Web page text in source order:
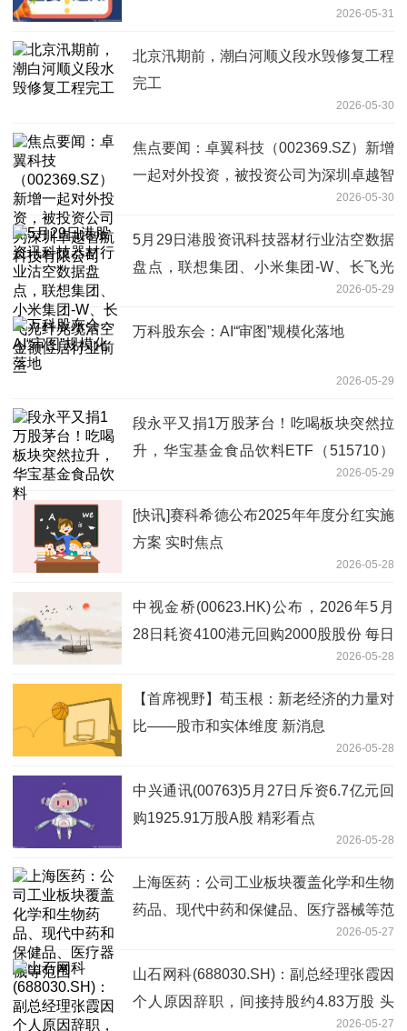
2026-05-31
北京汛期前，潮白河顺义段水毁修复工程
完工
2026-05-30
焦点要闻：卓翼科技（002369.SZ）新增
一起对外投资，被投资公司为深圳卓越智
2026-05-30
5月29日港股资讯科技器材行业沽空数据
盘点，联想集团、小米集团-W、长飞光
2026-05-29
万科股东会：AI“审图”规模化落地
2026-05-29
段永平又捐1万股茅台！吃喝板块突然拉
升，华宝基金食品饮料ETF（515710）
2026-05-29
[快讯]赛科希德公布2025年年度分红实施
方案 实时焦点
2026-05-28
中视金桥(00623.HK)公布，2026年5月
28日耗资4100港元回购2000股股份 每日
2026-05-28
【首席视野】荀玉根：新老经济的力量对
比——股市和实体维度 新消息
2026-05-28
中兴通讯(00763)5月27日斥资6.7亿元回
购1925.91万股A股 精彩看点
2026-05-28
上海医药：公司工业板块覆盖化学和生物
药品、现代中药和保健品、医疗器械等范
2026-05-27
山石网科(688030.SH)：副总经理张霞因
个人原因辞职，间接持股约4.83万股 头
2026-05-27